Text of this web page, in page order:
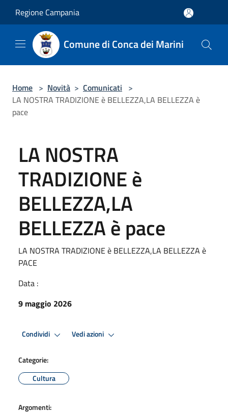
Regione Campania
Comune di Conca dei Marini
Home > Novità > Comunicati >
LA NOSTRA TRADIZIONE è BELLEZZA,LA BELLEZZA è
pace
LA NOSTRA
TRADIZIONE è
BELLEZZA,LA
BELLEZZA è pace
LA NOSTRA TRADIZIONE è BELLEZZA,LA BELLEZZA è
PACE
Data :
9 maggio 2026
Condividi Vedi azioni
Categorie:
Cultura
Argomenti: